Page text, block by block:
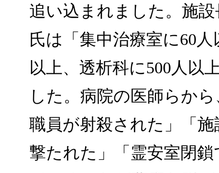
追い込まれました。施
氏は「集中治療室に60
以上、透析科に500人以
した。病院の医師らか
職員が射殺された」「
撃たれた」「霊安室閉